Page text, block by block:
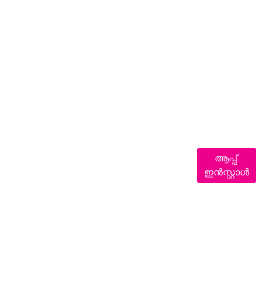
ആപ്പ്
ഇൻസ്റ്റാൾ